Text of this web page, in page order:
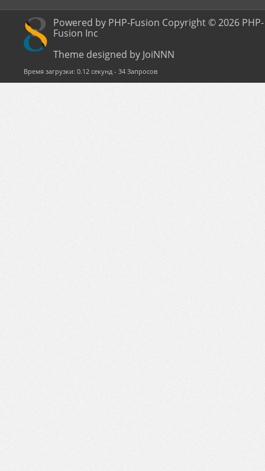
Powered by PHP-Fusion Copyright © 2026 PHP-
Fusion Inc
Theme designed by JoiNNN
Время загрузки: 0.12 секунд - 34 Запросов